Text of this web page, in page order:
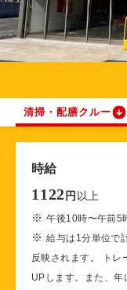
清掃・配膳クルー
時給
1122 円 以上
※午後10時〜午前5
※給与は1分単位で
反映されます。 トレ
UPします。また、